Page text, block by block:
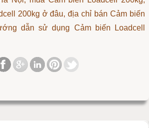
200kg ở đâu, địa chỉ bán Cảm biến
dẫn sử dụng Cảm biến Loadcell